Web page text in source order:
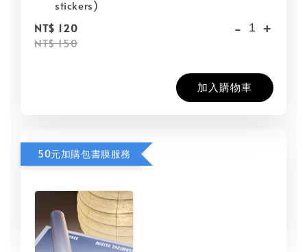
stickers)
NT$ 120
NT$ 150
- +
加入購物車
50元加購包書膜服務